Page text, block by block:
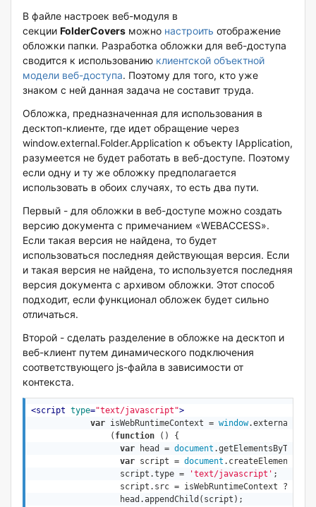
В файле настроек веб-модуля в
секции FolderCovers можно настроить отображение
обложки папки. Разработка обложки для веб-доступа
сводится к использованию клиентской объектной
модели веб-доступа. Поэтому для того, кто уже
знаком с ней данная задача не составит труда.
Обложка, предназначенная для использования в
десктоп-клиенте, где идет обращение через
window.external.Folder.Application к объекту IApplication,
разумеется не будет работать в веб-доступе. Поэтому
если одну и ту же обложку предполагается
использовать в обоих случаях, то есть два пути.
Первый - для обложки в веб-доступе можно создать
версию документа с примечанием «WEBACCESS».
Если такая версия не найдена, то будет
использоваться последняя действующая версия. Если
и такая версия не найдена, то используется последняя
версия документа с архивом обложки. Этот способ
подходит, если функционал обложек будет сильно
отличаться.
Второй - сделать разделение в обложке на десктоп и
веб-клиент путем динамического подключения
соответствующего js-файла в зависимости от
контекста.
<script type="text/javascript">
var isWebRuntimeContext = window
		(
function ( ) {
var head = document
var script = document .createElement(
		  script.type =
'text/javascript' ;
		  script.src = isWebRuntimeContext ?